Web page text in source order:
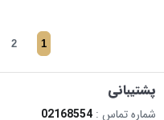
1
2
پشتیبانی
شماره تماس : 02168554